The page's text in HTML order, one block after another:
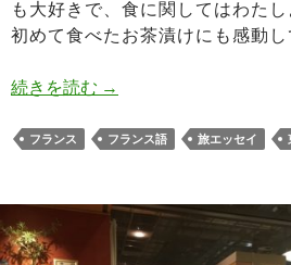
も大好きで、食に関してはわた
初めて食べたお茶漬けにも感動し
続きを読む 【エッセイ】フランス
→
フランス フランス語 旅エッセイ